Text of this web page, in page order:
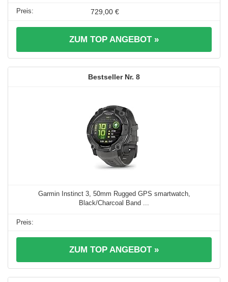
729,00 €
ZUM TOP ANGEBOT »
8
Garmin Instinct 3, 50mm Rugged GPS smartwatch,
Black/Charcoal Band ...
ZUM TOP ANGEBOT »